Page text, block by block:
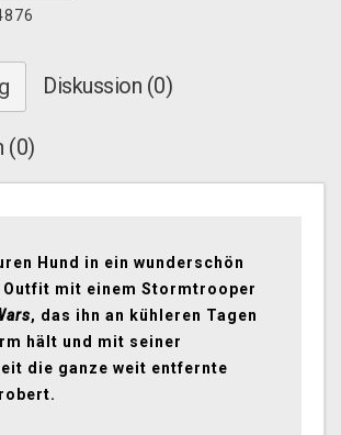
Diskussion (0)
(0)
Hund in ein wunderschön
Outfit mit einem Stormtrooper
, das ihn an kühleren Tagen
hält und mit seiner
die ganze weit entfernte